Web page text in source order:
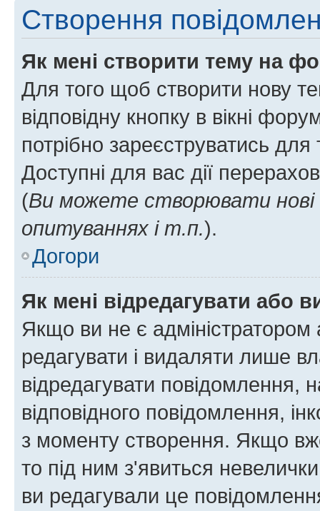
Створення
Як мені створити тему на
Для того щоб створити нову
відповідну кнопку в вікні
потрібно зареєструватись
Доступні для вас дії
(Ви можете створювати
опитуваннях і т.п.).
Догори
Як мені відредагувати або
Якщо ви не є
редагувати і видаляти лише
відредагувати повідомлення,
відповідного повідомлення,
з моменту створення. Якщо
то під ним з'явиться
ви редагували це